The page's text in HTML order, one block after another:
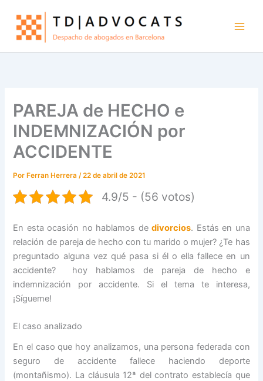
contenido
PAREJA de HECHO e
INDEMNIZACIÓN por
ACCIDENTE
Por Ferran Herrera/22 de abril de 2021
4.9/5 - (56 votos)
En esta ocasión no hablamos dedivorcios. Estás en una
relación de pareja de hecho con tu marido o mujer? ¿Te has
preguntado alguna vez qué pasa si él o ella fallece en un
accidente? hoy hablamos de pareja de hecho e
indemnización por accidente. Si el tema te interesa,
¡Sígueme!
El caso analizado
En el caso que hoy analizamos, una persona federada con
seguro de accidente fallece haciendo deporte
(montañismo). La cláusula 12ª del contrato establecía que